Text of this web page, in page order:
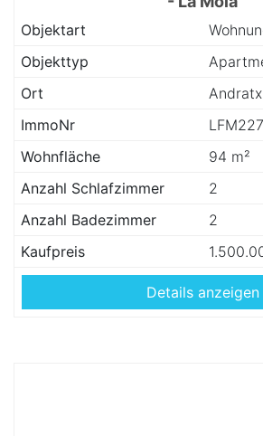
Objektart
Objekttyp
Ort
ImmoNr
Wohnfläche
94 m²
Anzahl Schlafzimmer
2
Anzahl Badezimmer
2
Kaufpreis
Details anzeigen